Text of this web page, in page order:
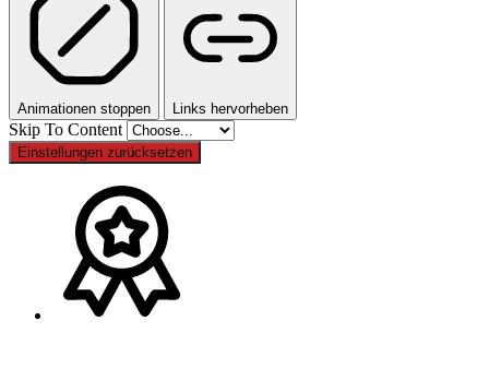
Animationen stoppen Links hervorheben
Skip To Content
Einstellungen zurücksetzen